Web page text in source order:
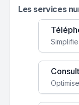
Les services